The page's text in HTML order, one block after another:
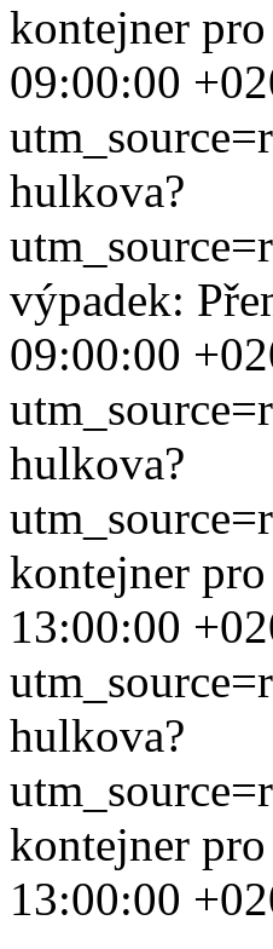
kontejner
09:00:00
hulkova?
výpadek:
09:00:00
hulkova?
kontejner
13:00:00
hulkova?
kontejner
13:00:00